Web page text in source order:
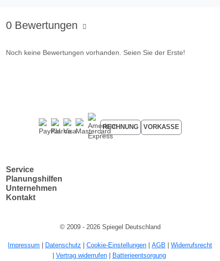
0 Bewertungen
Noch keine Bewertungen vorhanden. Seien Sie der Erste!
RECHNUNG VORKASSE
Service
Planungshilfen
Unternehmen
Kontakt
© 2009 - 2026 Spiegel Deutschland
Impressum Datenschutz Cookie-Einstellungen AGB
Widerrufsrecht
Vertrag widerrufen Batterieentsorgung